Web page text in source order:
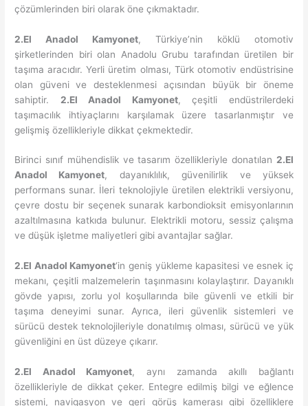
çözümlerinden biri olarak öne çıkmaktadır.
2.El Anadol Kamyonet, Türkiye’nin köklü otomotiv
şirketlerinden biri olan Anadolu Grubu tarafından üretilen bir
taşıma aracıdır. Yerli üretim olması, Türk otomotiv endüstrisine
olan güveni ve desteklenmesi açısından büyük bir öneme
sahiptir. 2.El Anadol Kamyonet, çeşitli endüstrilerdeki
taşımacılık ihtiyaçlarını karşılamak üzere tasarlanmıştır ve
gelişmiş özellikleriyle dikkat çekmektedir.
Birinci sınıf mühendislik ve tasarım özellikleriyle donatılan 2.El
Anadol Kamyonet, dayanıklılık, güvenilirlik ve yüksek
performans sunar. İleri teknolojiyle üretilen elektrikli versiyonu,
çevre dostu bir seçenek sunarak karbondioksit emisyonlarının
azaltılmasına katkıda bulunur. Elektrikli motoru, sessiz çalışma
ve düşük işletme maliyetleri gibi avantajlar sağlar.
2.El Anadol Kamyonet‘in geniş yükleme kapasitesi ve esnek iç
mekanı, çeşitli malzemelerin taşınmasını kolaylaştırır. Dayanıklı
gövde yapısı, zorlu yol koşullarında bile güvenli ve etkili bir
taşıma deneyimi sunar. Ayrıca, ileri güvenlik sistemleri ve
sürücü destek teknolojileriyle donatılmış olması, sürücü ve yük
güvenliğini en üst düzeye çıkarır.
2.El Anadol Kamyonet, aynı zamanda akıllı bağlantı
özellikleriyle de dikkat çeker. Entegre edilmiş bilgi ve eğlence
sistemi, navigasyon ve geri görüş kamerası gibi özelliklere